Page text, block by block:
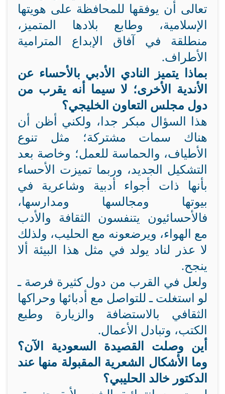
تعالى أن يوفقها للمحافظة على هويتها
الإسلامية، وطابع بلادها المتميز،
منطلقة في آفاق الإبداع المترامية
الأطراف.
بماذا يتميز النادي الأدبي بالأحساء عن
الأندية الأخرى؛ لا سيما أنه يقرب من
دول مجلس التعاون الخليجي؟
هذا السؤال مبكر جدا، ولكني أظن أن
هناك سمات مشتركة؛ مثل تنوع
الأطياف، والحماسة للعمل؛ وخاصة بعد
التشكيل الجديد، وربما تميزت الأحساء
بأنها ذات أجواء أدبية وشاعرية في
بيوتها ومجالسها ومدارسها،
فالأحسائيون يتنفسون الثقافة والأدب
مع الهواء، ويرضعونه مع الحليب، ولذلك
لا عذر لناد يولد في مثل هذا البيئة ألا
ينجح.
ولعل في القرب من دول كثيرة فرصة ـ
لو استغلت ـ للتواصل مع أدبائها وحراكها
الثقافي بالاستضافة والزيارة وطبع
الكتب، وتبادل الأعمال.
أين وصلت القصيدة السعودية الآن؟
وما الأشكال الشعرية المقبولة منها عند
الدكتور خالد الحليبي؟